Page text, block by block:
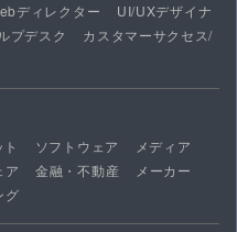
ディレクター
UI/UXデザイナ
プデスク
カスタマーサクセス/
ソフトウェア
メディア
ア 金融・不動産
メーカー
グ